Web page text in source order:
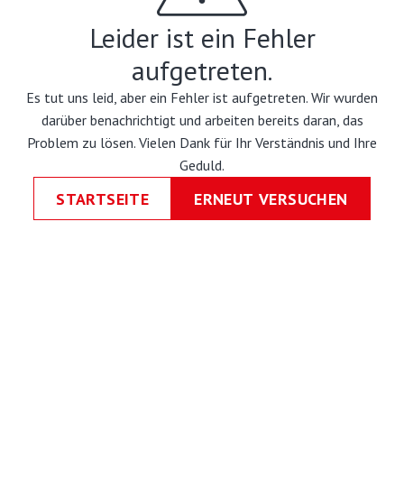
Leider ist ein Fehler
aufgetreten.
Es tut uns leid, aber ein Fehler ist aufgetreten. Wir wurden
darüber benachrichtigt und arbeiten bereits daran, das
Problem zu lösen. Vielen Dank für Ihr Verständnis und Ihre
Geduld.
STARTSEITE ERNEUT VERSUCHEN